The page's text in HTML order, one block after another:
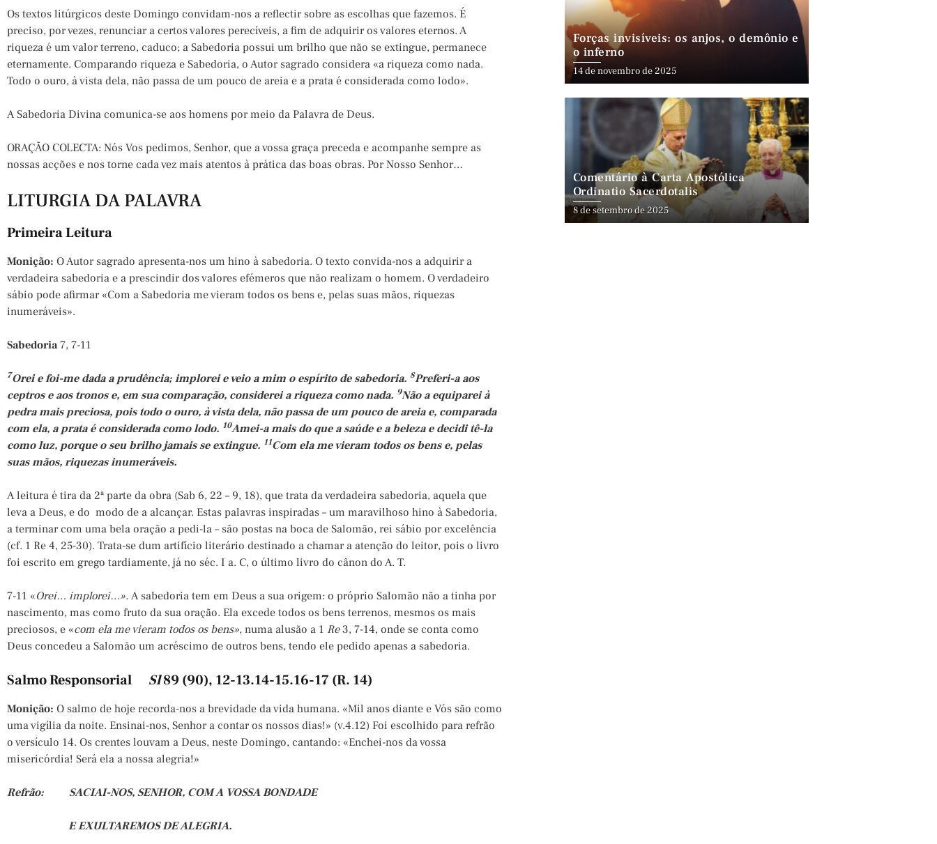
Os textos litúrgicos deste Domingo convidam-nos a reflectir sobre as escolhas que fazemos. É
preciso, por vezes, renunciar a certos valores perecíveis, a fim de adquirir os valores eternos. A
riqueza é um valor terreno, caduco; a Sabedoria possui um brilho que não se extingue, permanece
eternamente. Comparando riqueza e Sabedoria, o Autor sagrado considera «a riqueza como nada.
Todo o ouro, à vista dela, não passa de um pouco de areia e a prata é considerada como lodo».
A Sabedoria Divina comunica-se aos homens por meio da Palavra de Deus.
ORAÇÃO COLECTA: Nós Vos pedimos, Senhor, que a vossa graça preceda e acompanhe sempre as
nossas acções e nos torne cada vez mais atentos à prática das boas obras. Por Nosso Senhor…
LITURGIA DA PALAVRA
Primeira Leitura
Monição: O Autor sagrado apresenta-nos um hino à sabedoria. O texto convida-nos a adquirir a
verdadeira sabedoria e a prescindir dos valores efémeros que não realizam o homem. O verdadeiro
sábio pode afirmar «Com a Sabedoria me vieram todos os bens e, pelas suas mãos, riquezas
inumeráveis».
Sabedoria7, 7-11
7Orei e foi-me dada a prudência; implorei e veio a mim o espírito de sabedoria. 8Preferi-a aos
ceptros e aos tronos e, em sua comparação, considerei a riqueza como nada. 9Não a equiparei à
pedra mais preciosa, pois todo o ouro, à vista dela, não passa de um pouco de areia e, comparada
com ela, a prata é considerada como lodo. 10Amei-a mais do que a saúde e a beleza e decidi tê-la
como luz, porque o seu brilho jamais se extingue. 11Com ela me vieram todos os bens e, pelas
suas mãos, riquezas inumeráveis.
A leitura é tira da 2ª parte da obra (Sab 6, 22 – 9, 18), que trata da verdadeira sabedoria, aquela que
leva a Deus, e do modo de a alcançar. Estas palavras inspiradas – um maravilhoso hino à Sabedoria,
a terminar com uma bela oração a pedi-la – são postas na boca de Salomão, rei sábio por excelência
(cf. 1 Re 4, 25-30). Trata-se dum artifício literário destinado a chamar a atenção do leitor, pois o livro
foi escrito em grego tardiamente, já no séc. I a. C, o último livro do cânon do A. T.
7-11 «Orei… implorei…». A sabedoria tem em Deus a sua origem: o próprio Salomão não a tinha por
nascimento, mas como fruto da sua oração. Ela excede todos os bens terrenos, mesmos os mais
preciosos, e «com ela me vieram todos os bens», numa alusão a 1 Re3, 7-14, onde se conta como
Deus concedeu a Salomão um acréscimo de outros bens, tendo ele pedido apenas a sabedoria.
Salmo Responsorial Sl89 (90), 12-13.14-15.16-17 (R. 14)
Monição: O salmo de hoje recorda-nos a brevidade da vida humana. «Mil anos diante e Vós são como
uma vigília da noite. Ensinai-nos, Senhor a contar os nossos dias!» (v.4.12) Foi escolhido para refrão
o versículo 14. Os crentes louvam a Deus, neste Domingo, cantando: «Enchei-nos da vossa
misericórdia! Será ela a nossa alegria!»
Refrão: SACIAI-NOS, SENHOR, COM A VOSSA BONDADE
E EXULTAREMOS DE ALEGRIA.
Forças invisíveis: os anjos, o demônio e
o inferno
14 de novembro de 2025
Comentário à Carta Apostólica
Ordinatio Sacerdotalis
8 de setembro de 2025